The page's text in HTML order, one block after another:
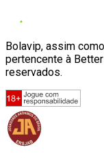
Bolavip, assim
pertencente à
reservados.